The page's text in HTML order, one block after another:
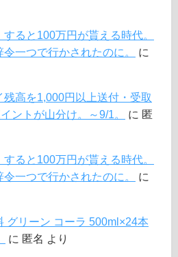
ると100万円が貰える時代。
一つで行かされたのに。
に
高を1,000円以上送付・受取
ントが山分け。～9/1。
に 匿
ると100万円が貰える時代。
一つで行かされたのに。
に
グリーン コーラ 500ml×24本
に 匿名 より